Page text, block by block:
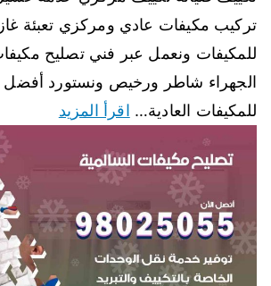
تركيب مكيفات عادي ومركزي تعبئة
للمكيفات ونعمل عبر فني تصليح
الجهراء شاطر ورخيص ونستورد أفضل
للمكيفات العادية… اقرأ المزيد